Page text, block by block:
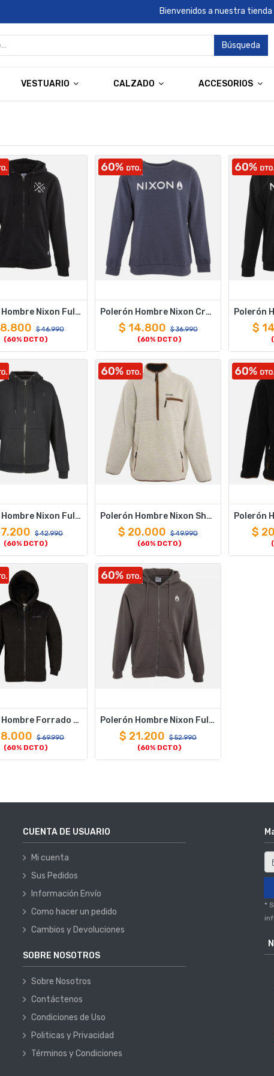
Bienvenidos a nuestra tienda
Búsqueda
VESTUARIO CALZADO ACCESORIOS
Polerón Hombre Nixon Full zipper Black White Cross
$46.990
(60% DCTO)
Polerón Hombre Nixon Crew Blue Logo White
$ 14.800 $36.990
(60% DCTO)
$
Polerón Hombre Nixon Full Zipper Black Cross
$42.990
(60% DCTO)
Polerón Hombre Nixon Sherpa Half Zip Beige Brown
$ 20.000 $49.990
(60% DCTO)
$
Polerón Hombre Forrado Chiporro Nixon Full Zipper Grey Black
$69.990
(60% DCTO)
Polerón Hombre Nixon Full Zipper Charcoal Double Logo
$ 21.200 $52.990
(60% DCTO)
CUENTA DE USUARIO
Mi cuenta
Sus Pedidos
Información Envío
Como hacer un pedido
Cambios y Devoluciones
SOBRE NOSOTROS
Sobre Nosotros
Contáctenos
Condiciones de Uso
Politicas y Privacidad
Términos y Condiciones
*